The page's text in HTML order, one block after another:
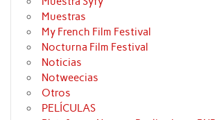
Muestras
My French Film Festival
Nocturna Film Festival
Noticias
Notweecias
Otros
PELÍCULAS